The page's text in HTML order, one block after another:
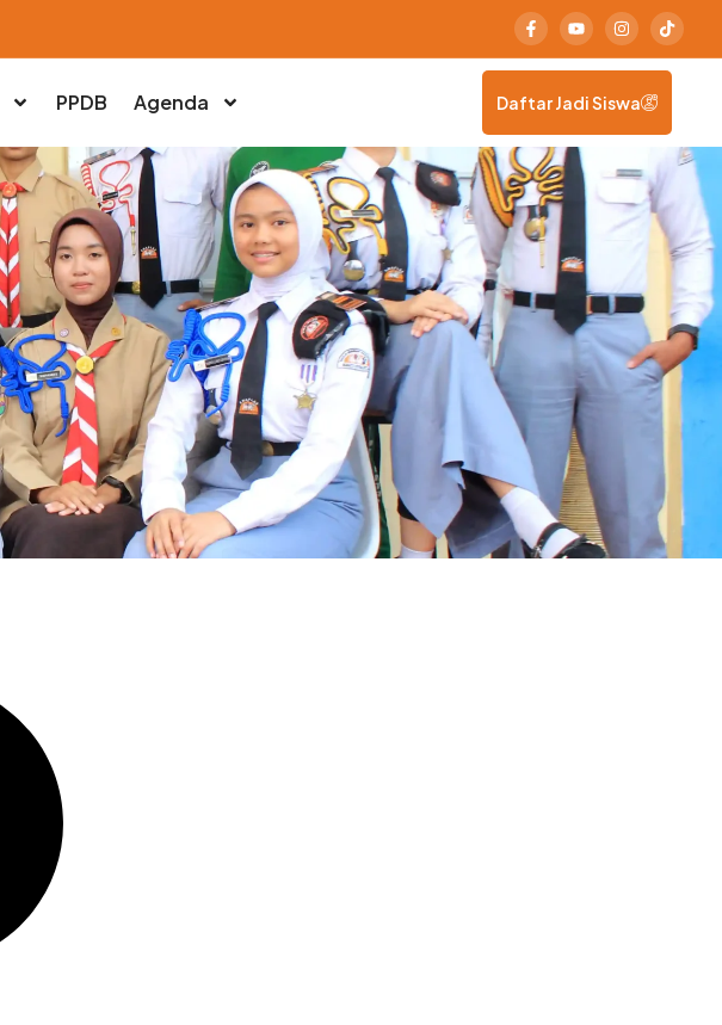
PPDB Agenda Daftar Jadi Siswa